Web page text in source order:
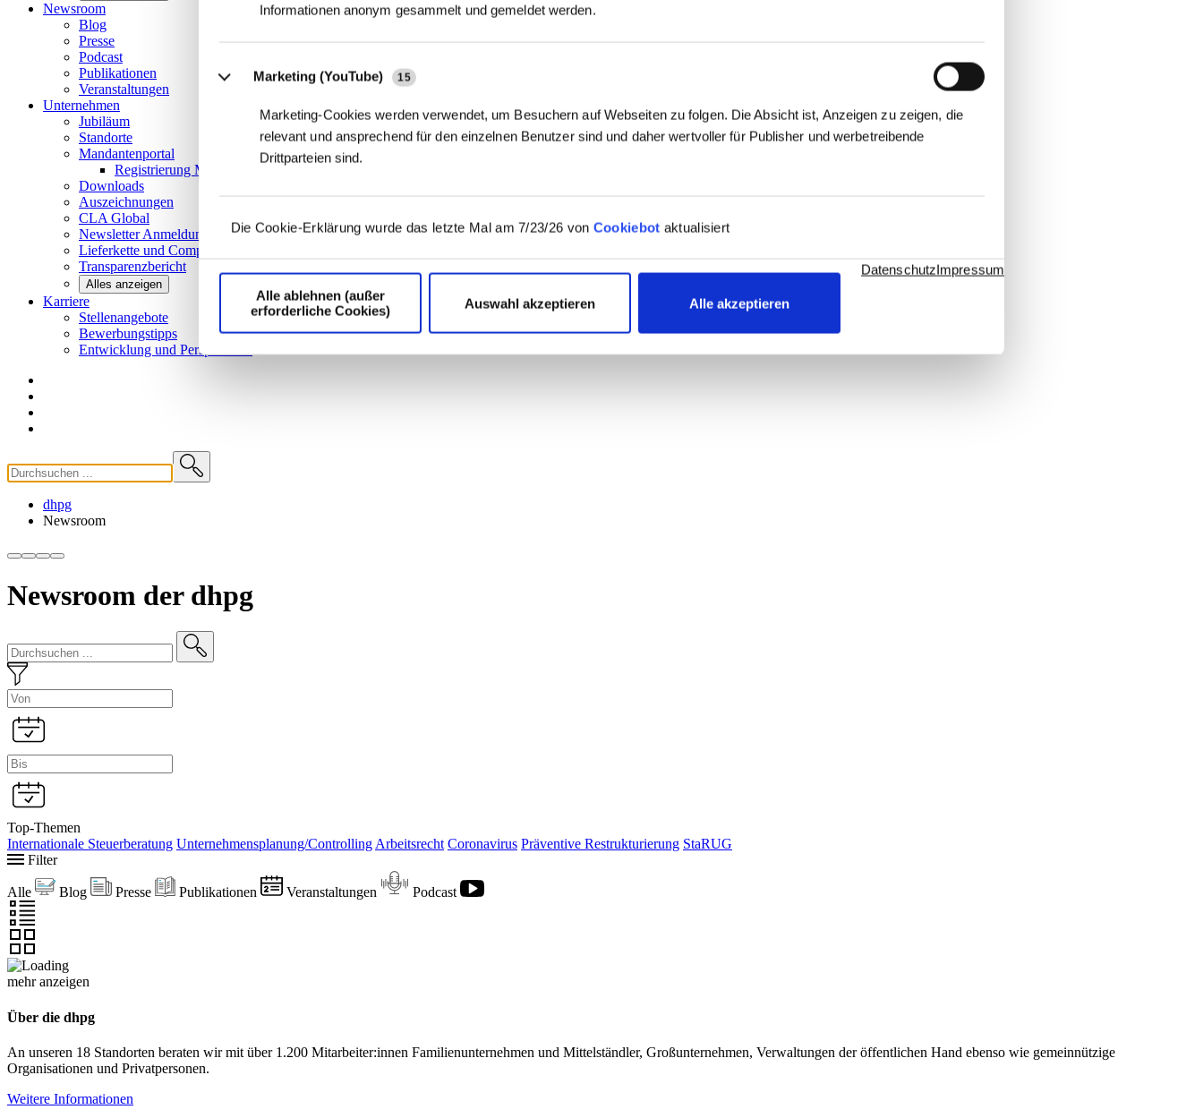
Informationen anonym gesammelt und gemeldet werden.
Marketing (YouTube) 15
Marketing-Cookies werden verwendet, um Besuchern auf Webseiten zu folgen. Die Absicht ist, Anzeigen zu zeigen, die
relevant und ansprechend für den einzelnen Benutzer sind und daher wertvoller für Publisher und werbetreibende
Drittparteien sind.
Die Cookie-Erklärung wurde das letzte Mal am 7/23/26 von Cookiebot aktualisiert
Alle ablehnen (außer
erforderliche Cookies)
Auswahl akzeptieren Alle akzeptieren
DatenschutzImpressum
Newsroom
Blog
Presse
Podcast
Publikationen
Veranstaltungen
Unternehmen
Jubiläum
Standorte
Mandantenportal
Registrierung Mandantenportal
Downloads
Auszeichnungen
CLA Global
NewsletterAnmeldung
Lieferkette und Compliance
Transparenzbericht
Alles anzeigen
Karriere
Stellenangebote
Bewerbungstipps
Entwicklung und Perspektiven
dhpg
Newsroom
Newsroom der dhpg
Top-Themen
Internationale Steuerberatung Unternehmensplanung/ControllingArbeitsrecht Coronavirus Präventive Restrukturierung StaRUG
Filter
Alle Blog Presse Publikationen Veranstaltungen Podcast
mehr anzeigen
Über die dhpg
An unseren 18 Standorten beraten wir mit über 1.200 Mitarbeiter:innen Familienunternehmen und Mittelständler, Großunternehmen, Verwaltungen der öffentlichen Hand ebenso wie gemeinnützige
Organisationen und Privatpersonen.
Weitere Informationen